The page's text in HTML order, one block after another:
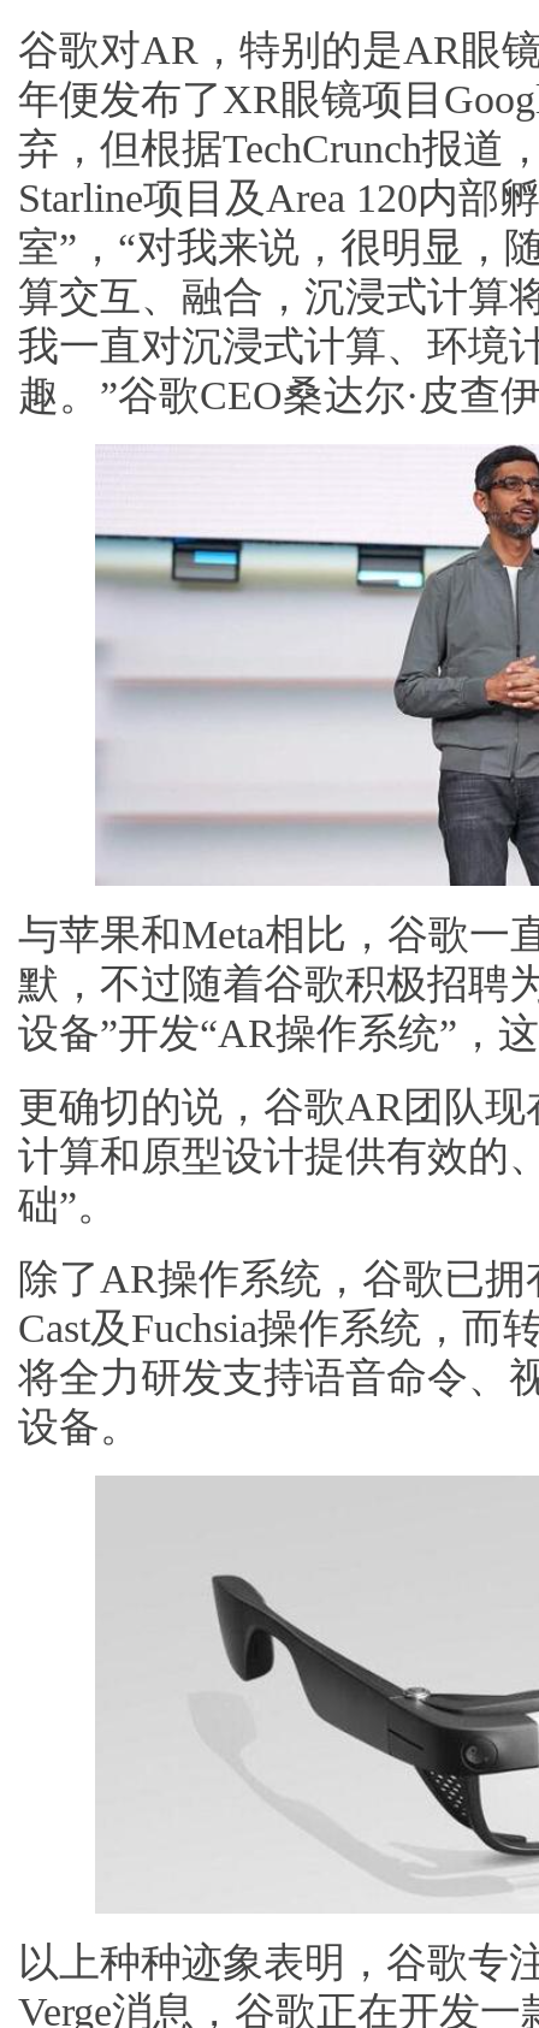
谷歌对AR，特别的是AR眼
年便发布了XR眼镜项目
弃，但根据TechCrunch报道
Starline项目及Area 120内部
室”，“对我来说，很明显，
算交互、融合，沉浸式计算
我一直对沉浸式计算、环境
趣。”谷歌CEO桑达尔·皮查
与苹果和Meta相比，谷歌一
默，不过随着谷歌积极招聘
设备”开发“AR操作系统”，
更确切的说，谷歌AR团队
计算和原型设计提供有效的
础”。
除了AR操作系统，谷歌已拥
Cast及Fuchsia操作系统，
将全力研发支持语音命令、
设备。
以上种种迹象表明，谷歌专
Verge消息，谷歌正在开发